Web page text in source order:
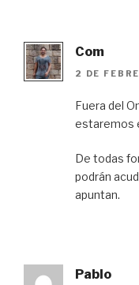
Com
2 DE
Fuera del
estaremos
De todas
podrán
apuntan.
Pablo